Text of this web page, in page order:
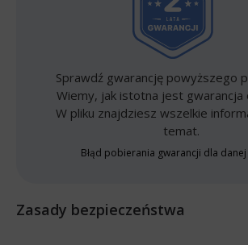
Sprawdź gwarancję powyższego
Wiemy, jak istotna jest gwarancja
W pliku znajdziesz wszelkie
temat.
Błąd pobierania gwarancji dla
Zasady bezpieczeństwa